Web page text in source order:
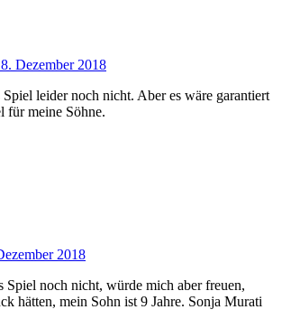
Dezember 2018
Spiel leider noch nicht. Aber es wäre garantiert
für meine Söhne.
2018
Spiel noch nicht, würde mich aber freuen,
hätten, mein Sohn ist 9 Jahre. Sonja Murati